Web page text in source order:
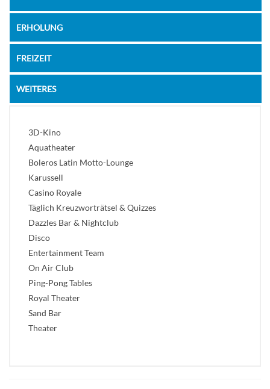
ERHOLUNG
FREIZEIT
WEITERES
3D-Kino
Aquatheater
Boleros Latin Motto-Lounge
Karussell
Casino Royale
Täglich Kreuzworträtsel & Quizzes
Dazzles Bar & Nightclub
Disco
Entertainment Team
On Air Club
Ping-Pong Tables
Royal Theater
Sand Bar
Theater